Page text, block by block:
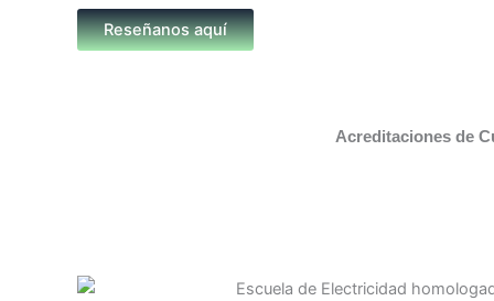
Reseñanos aquí
Acreditaciones de